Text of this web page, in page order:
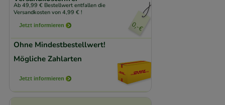
Ab 49,99 € Bestellwert entfallen die
Versandkosten von 4,99 € !
Jetzt informieren
Ohne Mindestbestellwert!
Mögliche Zahlarten
Jetzt informieren